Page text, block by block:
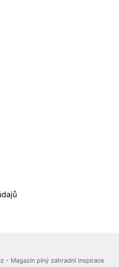
- Magazín plný zahradní inspirace